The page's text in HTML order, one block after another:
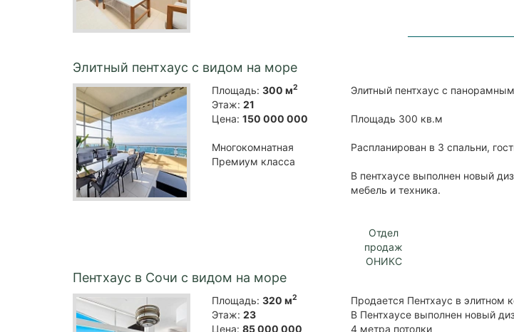
Элитный пентхаус с видом на море
Площадь: 300 м2
Этаж: 21
Цена: 150 000 000
Многокомнатная
Премиум класса
Элитный пентхаус с
Площадь 300 кв.м
Распланирован в 3 спальни,
В пентхаусе выполнен новый
мебель и техника.
Отдел
продаж
ОНИКС
Пентхаус в Сочи с видом на море
Площадь: 320 м2
Этаж: 23
Цена: 85 000 000
Продается Пентхаус в элитном
В Пентхаусе выполнен новый
4 метра потолки